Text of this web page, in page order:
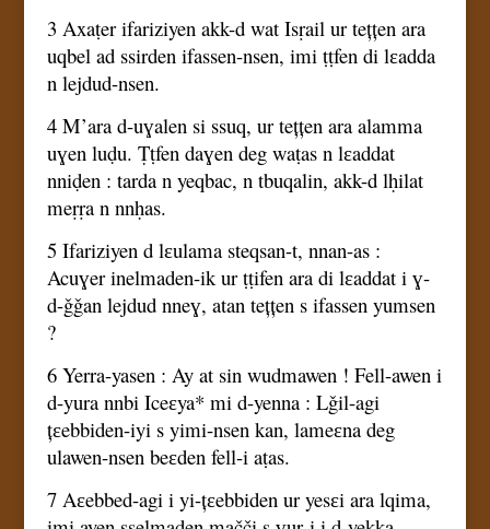
3 Axaṭer ifariziyen akk-d wat Isṛail ur tețțen ara
uqbel ad ssirden ifassen-nsen, imi ṭṭfen di lɛadda
n lejdud-nsen.
4 M’ara d-uɣalen si ssuq, ur tețțen ara alamma
uɣen luḍu. Ṭṭfen daɣen deg waṭas n lɛaddat
nniḍen : tarda n yeqbac, n tbuqalin, akk-d lḥilat
meṛṛa n nnḥas.
5 Ifariziyen d lɛulama steqsan-t, nnan-as :
Acuɣer inelmaden-ik ur ṭṭifen ara di lɛaddat i ɣ-
d-ǧǧan lejdud nneɣ, atan tețțen s ifassen yumsen
?
6 Yerra-yasen : Ay at sin wudmawen ! Fell-awen i
d-yura nnbi Iceɛya* mi d-yenna : Lǧil-agi
țɛebbiden-iyi s yimi-nsen kan, lameɛna deg
ulawen-nsen beɛden fell-i aṭas.
7 Aɛebbed-agi i yi-țɛebbiden ur yesɛi ara lqima,